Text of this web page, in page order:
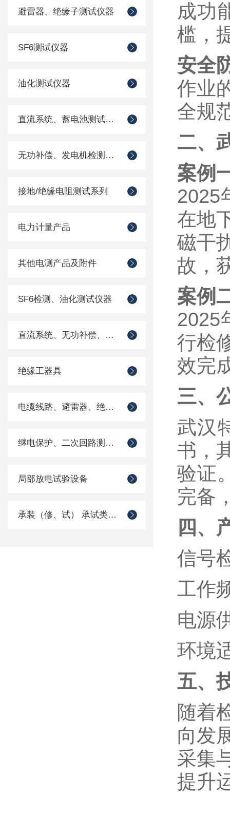
避雷器、绝缘子测试仪器
SF6测试仪器
油化测试仪器
直流系统、蓄电池测试仪器
无功补偿、发电机检测仪器
接地/绝缘电阻测试系列
电力计量产品
其他电测产品及附件
SF6检测、油化测试仪器
直流系统、无功补偿、电池电机检测仪器
绝缘工器具
电缆线路、避雷器、绝缘子测试仪器
继电保护、二次回路测试仪器
局部放电试验设备
承装（修、试） 承试类仪器
成功
槛，
安全
作业
全规
二、
案例
2025
在地
磁干
故，
案例
2025
行检
效完
三、
武汉
书，
验证
完备
四、
信号
工作
电源
环境
五、
随着
向发
采集
提升